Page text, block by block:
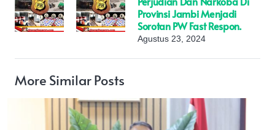
Provinsi Jambi Menjadi
Sorotan PW Fast Respon.
Agustus 23, 2024
More Similar Posts